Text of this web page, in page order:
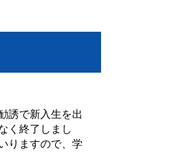
誘で新入生を出
く終了しまし
りますので、学